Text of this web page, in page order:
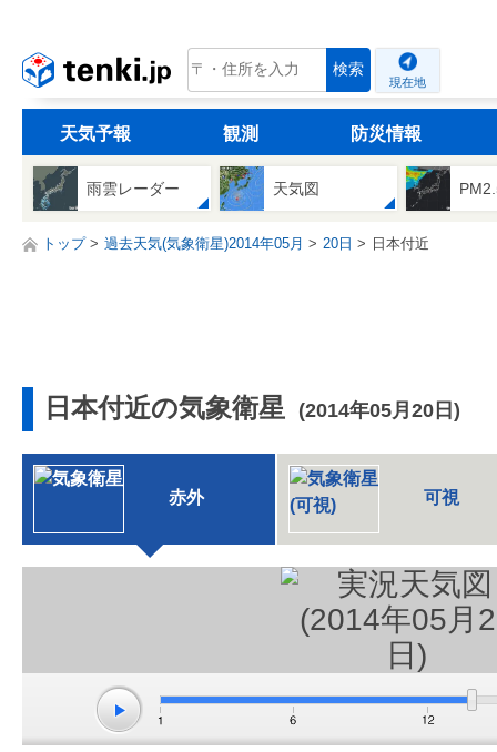
tenki.jp 検索
現在地
天気予報 観測 防災情報
雨雲レーダー 天気図
トップ 過去天気(気象衛星)2014年05月 20日 日本付近
日本付近の気象衛星 (2014年05月20日)
赤外 可視